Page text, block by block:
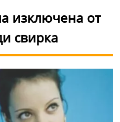
изключена от
свирка